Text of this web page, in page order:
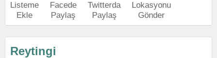
Listeme
Ekle
Facede
Paylaş
Twitterda
Paylaş
Lokasyonu
Gönder
Reytingi